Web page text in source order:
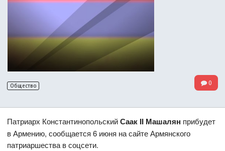
Общество 0
Патриарх КонстантинопольскийСаак II Машалян прибудет
в Армению, сообщается 6 июня на сайте Армянского
патриаршества в соцсети.